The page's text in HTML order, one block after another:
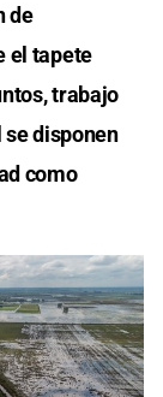
de
el tapete
trabajo
disponen
como